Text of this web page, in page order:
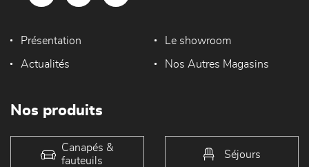
Présentation Le showroom
Actualités Nos Autres Magasins
Nos produits
Canapés &
fauteuils
Séjours